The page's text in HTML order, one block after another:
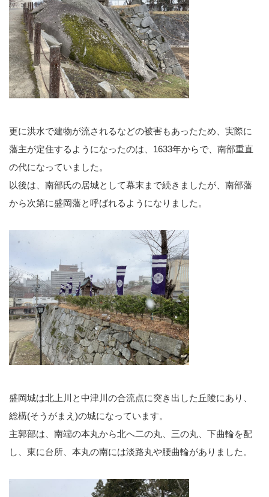
更に洪水で建物が流されるなどの被害もあったため、実際に
藩主が定住するようになったのは、1633年からで、南部重直
の代になっていました。
以後は、南部氏の居城として幕末まで続きましたが、南部藩
から次第に盛岡藩と呼ばれるようになりました。
盛岡城は北上川と中津川の合流点に突き出した丘陵にあり、
総構(そうがまえ)の城になっています。
主郭部は、南端の本丸から北へ二の丸、三の丸、下曲輪を配
し、東に台所、本丸の南には淡路丸や腰曲輪がありました。